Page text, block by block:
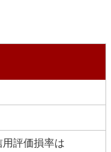
評価損率は